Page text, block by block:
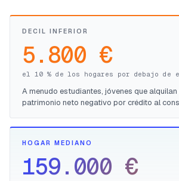
DECIL INFERIOR
5.800 €
el 10 % de los hogares por debajo de
A menudo estudiantes, jóvenes que
patrimonio neto negativo por crédito al
HOGAR MEDIANO
159.000 €